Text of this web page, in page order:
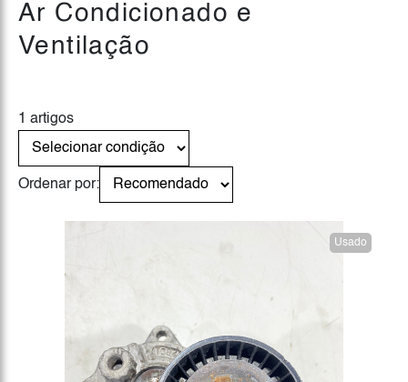
Ar Condicionado e
Ventilação
1 artigos
Ordenar por:
Usado